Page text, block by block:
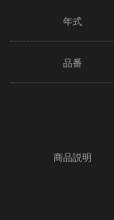
年式
品番
商品説明